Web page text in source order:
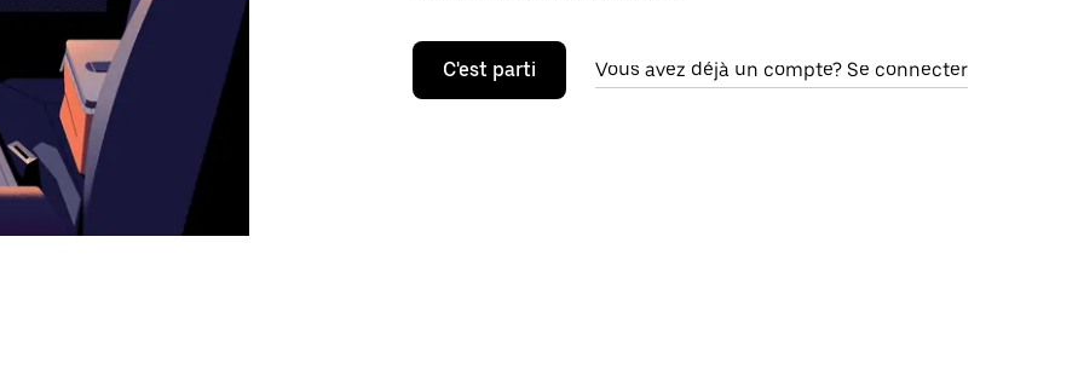
C'est parti Vous avez déjà un compte? Se connecter